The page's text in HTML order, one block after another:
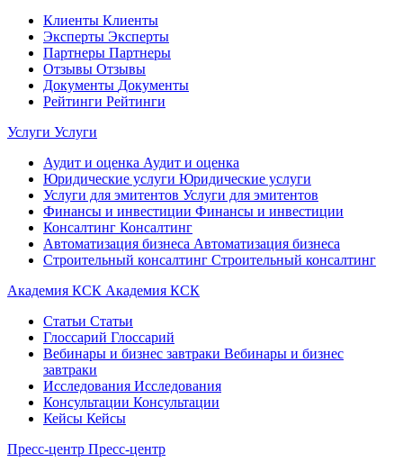
Клиенты Клиенты
Эксперты Эксперты
Партнеры Партнеры
Отзывы Отзывы
Документы Документы
Рейтинги Рейтинги
Услуги Услуги
Аудит и оценка Аудит и оценка
Юридические услуги Юридические услуги
Услуги для эмитентов Услуги для эмитентов
Финансы и инвестиции Финансы и инвестиции
Консалтинг Консалтинг
Автоматизация бизнеса Автоматизация бизнеса
Строительный консалтинг Строительный консалтинг
Академия КСК Академия КСК
Статьи Статьи
Глоссарий Глоссарий
Вебинары и бизнес завтраки Вебинары и бизнес
завтраки
Исследования Исследования
Консультации Консультации
Кейсы Кейсы
Пресс-центр Пресс-центр